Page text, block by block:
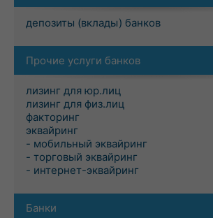
депозиты (вклады) банков
Прочие услуги банков
лизинг для юр.лиц
лизинг для физ.лиц
факторинг
эквайринг
- мобильный эквайринг
- торговый эквайринг
- интернет-эквайринг
Банки